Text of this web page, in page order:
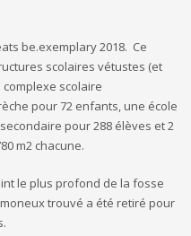
be.exemplary 2018. Ce
scolaires vétustes (et
scolaire
pour 72 enfants, une école
pour 288 élèves et 2
m2 chacune.
le plus profond de la fosse
trouvé a été retiré pour